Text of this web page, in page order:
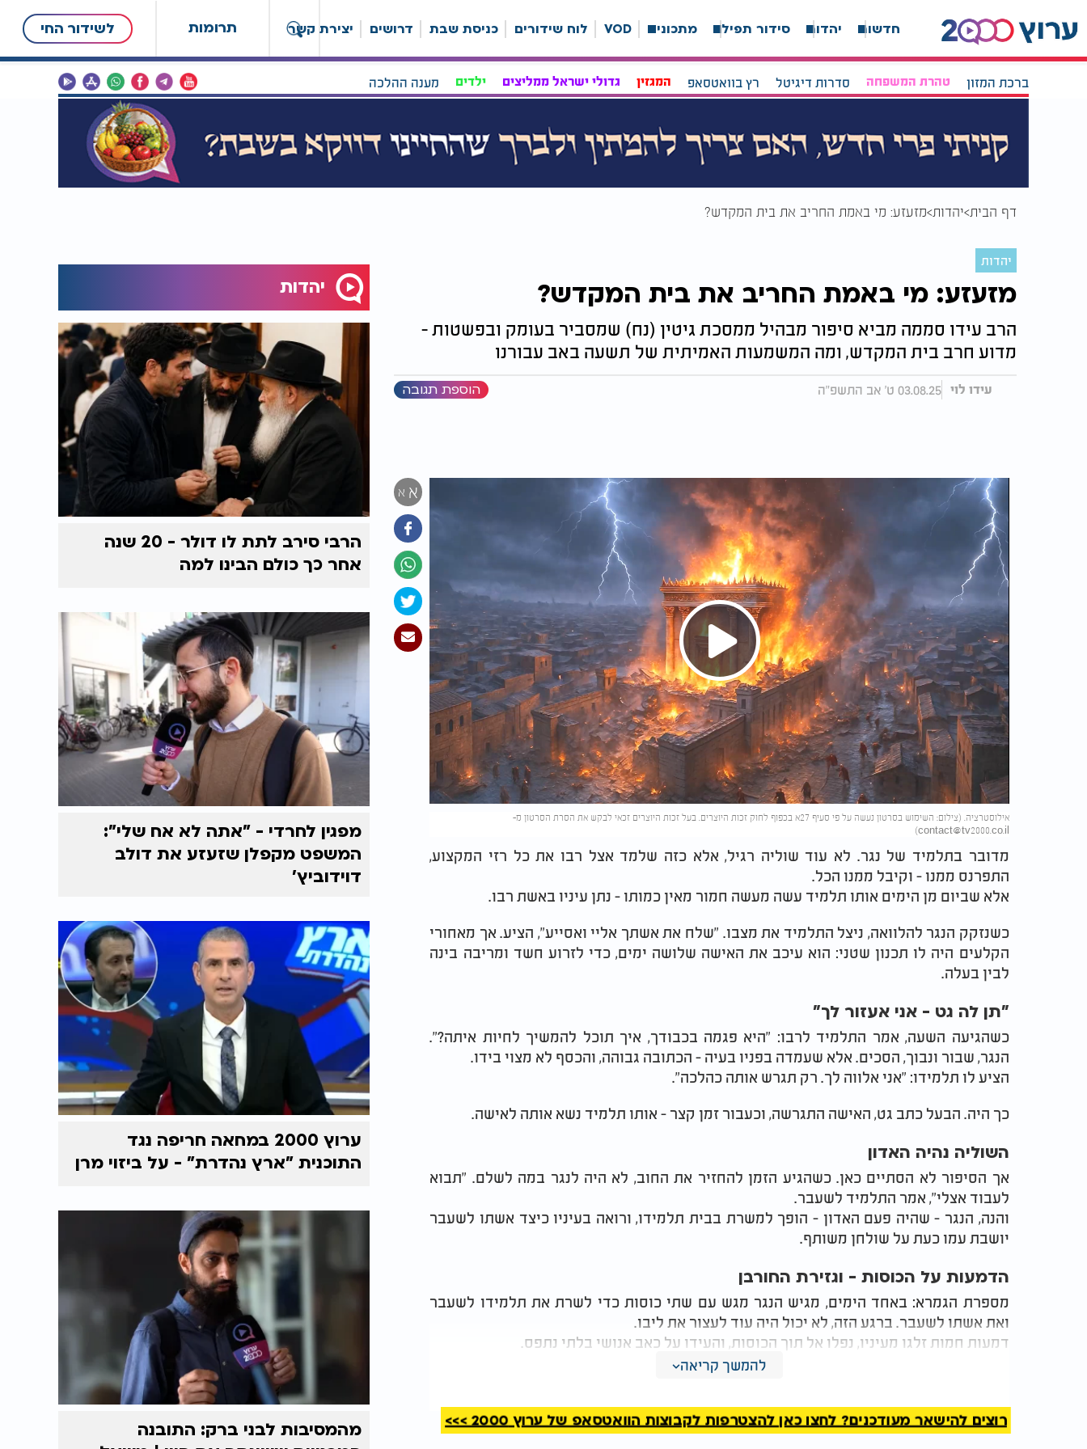
תרומות לשידור החי חדשות יהדות סידור תפילה מתכונים VOD לוח שידורים כניסת שבת דרושים יצירת קשר
ברכת המזון טהרת המשפחה סדרות דיגיטל רץ בוואטסאפ המגזין גדולי ישראל ממליצים ילדים מענה ההלכה
דף הבית יהדות מזעזע: מי באמת החריב את בית המקדש?
יהדות
מזעזע: מי באמת החריב את בית המקדש?
הרב עידו סממה מביא סיפור מבהיל ממסכת גיטין (נח) שמסביר בעומק ובפשטות -
מדוע חרב בית המקדש, ומה המשמעות האמיתית של תשעה באב עבורנו
עידו לוי 03.08.25 ט' אב התשפ"ה הוספת תגובה
א א
Play
Video
אילוסטרציה. (צילום: השימוש בסרטון נעשה על פי סעיף 27א בכפוף לחוק זכות היוצרים. בעל זכות היוצרים זכאי לבקש את הסרת הסרטון מ-
contact@tv2000.co.il
)
מדובר בתלמיד של נגר. לא עוד שוליה רגיל, אלא כזה שלמד אצל רבו את כל רזי המקצוע,
התפרנס ממנו - וקיבל ממנו הכל.
אלא שביום מן הימים אותו תלמיד עשה מעשה חמור מאין כמותו - נתן עיניו באשת רבו.
כשנזקק הנגר להלוואה, ניצל התלמיד את מצבו. "שלח את אשתך אליי ואסייע", הציע. אך מאחורי
הקלעים היה לו תכנון שטני: הוא עיכב את האישה שלושה ימים, כדי לזרוע חשד ומריבה בינה
לבין בעלה.
"תן לה גט - אני אעזור לך"
כשהגיעה השעה, אמר התלמיד לרבו: "היא פגמה בכבודך, איך תוכל להמשיך לחיות איתה?".
הנגר, שבור ונבוך, הסכים. אלא שעמדה בפניו בעיה - הכתובה גבוהה, והכסף לא מצוי בידו.
הציע לו תלמידו: "אני אלווה לך. רק תגרש אותה כהלכה".
כך היה. הבעל כתב גט, האישה התגרשה, וכעבור זמן קצר - אותו תלמיד נשא אותה לאישה.
השוליה נהיה האדון
אך הסיפור לא הסתיים כאן. כשהגיע הזמן להחזיר את החוב, לא היה לנגר במה לשלם. "תבוא
לעבוד אצלי", אמר התלמיד לשעבר.
והנה, הנגר - שהיה פעם האדון - הופך למשרת בבית תלמידו, ורואה בעיניו כיצד אשתו לשעבר
יושבת עמו כעת על שולחן משותף.
הדמעות על הכוסות - וגזירת החורבן
מספרת הגמרא: באחד הימים, מגיש הנגר מגש עם שתי כוסות כדי לשרת את תלמידו לשעבר
ואת אשתו לשעבר. ברגע הזה, לא יכול היה עוד לעצור את ליבו.
דמעות חמות זלגו מעיניו, נפלו אל תוך הכוסות, והעידו על כאב אנושי בלתי נתפס.
אמר הקדוש ברוך הוא: "על דבר כזה - הבית שלי לא יכול עוד לעמוד". ובאותו רגע נחתם גזר הדין
למה לא לומדים תורה ולא אומרים שלום?
להמשך קריאה
רוצים להישאר מעודכנים? לחצו כאן להצטרפות לקבוצות הוואטסאפ של ערוץ 2000 >>>
יהדות
הרבי סירב לתת לו דולר - 20 שנה
אחר כך כולם הבינו למה
מפגין לחרדי - "אתה לא אח שלי":
המשפט מקפלן שזעזע את דולב
דוידוביץ'
ערוץ 2000 במחאה חריפה נגד
התוכנית "ארץ נהדרת" - על ביזוי מרן
מהמסיבות לבני ברק: התובנה